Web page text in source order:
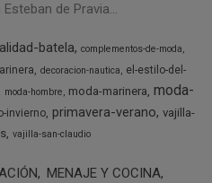
de Pravia...
batela
complementos-de-moda
decoracion-nautica
el-estilo-del-
moda-hombre moda-marinera moda-
invierno primavera-verano vajilla-
vajilla-san-claudio
MENAJE Y COCINA